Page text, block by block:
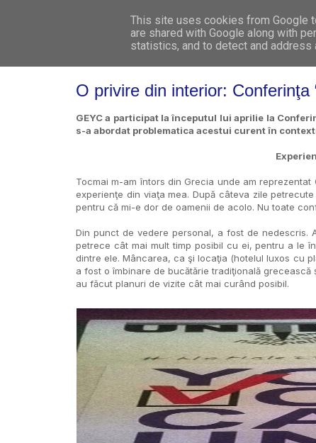
O privire din interior: Conferinţa
GEYC a participat la începutul lui aprilie la
s-a abordat problematica acestui curent în
Tocmai m-am întors din Grecia unde am reprezentat
experienţe din viaţa mea. După câteva zile
pentru că mi-e dor de oamenii de acolo. Nu toate
Din punct de vedere personal, a fost de nedescris.
petrece cât mai mult timp posibil cu ei, pentru a le
dintre ele. Mâncarea, ca şi locaţia (hotelul luxos cu
a fost o îmbinare de bucătărie tradiţională
au făcut planuri de vizite cât mai curând posibil.
This site uses cookies from Google
are shared with Google along with
statistics, and to detect and address